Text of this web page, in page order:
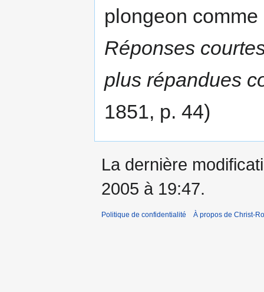
plongeon
Réponses
plus répandues
1851, p. 44)
La dernière
2005 à 19:47.
Politique de confidentialité À propos de Christ-